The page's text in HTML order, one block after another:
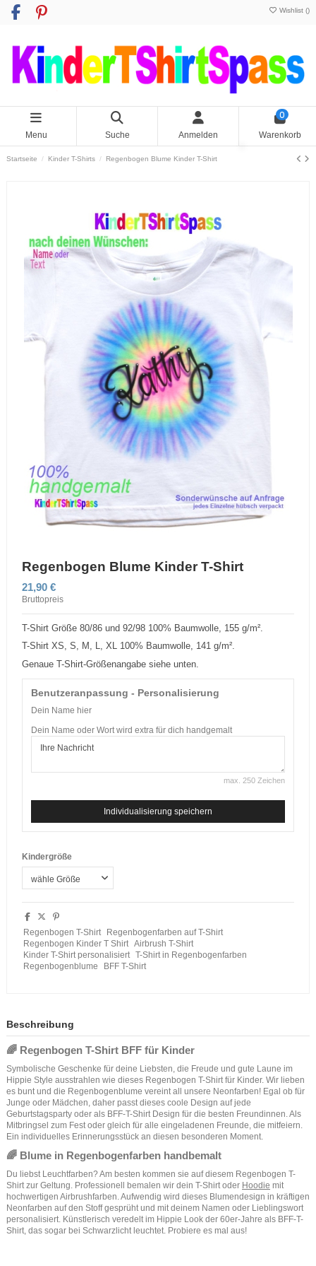
Wishlist ()
Menu Suche Anmelden
0
Warenkorb
Startseite Kinder T-Shirts Regenbogen Blume Kinder T-Shirt
Regenbogen Blume Kinder T-Shirt
21,90 €
Bruttopreis
T-Shirt Größe 80/86 und 92/98 100% Baumwolle, 155 g/m².
T-Shirt XS, S, M, L, XL 100% Baumwolle, 141 g/m².
Genaue T-Shirt-Größenangabe siehe unten.
Benutzeranpassung - Personalisierung
Dein Name hier
Dein Name oder Wort wird extra für dich handgemalt
max. 250 Zeichen
Individualisierung speichern
Kindergröße
Regenbogen T-Shirt
Regenbogenfarben auf T-Shirt
Regenbogen Kinder T Shirt Airbrush T-Shirt
Kinder T-Shirt personalisiert T-Shirt in Regenbogenfarben
Regenbogenblume
BFF T-Shirt
Beschreibung
🌈 Regenbogen T-Shirt BFF für Kinder
Symbolische Geschenke für deine Liebsten, die Freude und gute Laune im
Hippie Style ausstrahlen wie dieses Regenbogen T-Shirt für Kinder. Wir lieben
es bunt und die Regenbogenblume vereint all unsere Neonfarben! Egal ob für
Junge oder Mädchen, daher passt dieses coole Design auf jede
Geburtstagsparty oder als BFF-T-Shirt Design für die besten Freundinnen. Als
Mitbringsel zum Fest oder gleich für alle eingeladenen Freunde, die mitfeiern.
Ein individuelles Erinnerungsstück an diesen besonderen Moment.
🌈 Blume in Regenbogenfarben handbemalt
Du liebst Leuchtfarben? Am besten kommen sie auf diesem Regenbogen T-
Shirt zur Geltung. Professionell bemalen wir dein T-Shirt oder Hoodie mit
hochwertigen Airbrushfarben. Aufwendig wird dieses Blumendesign in kräftigen
Neonfarben auf den Stoff gesprüht und mit deinem Namen oder Lieblingswort
personalisiert. Künstlerisch veredelt im Hippie Look der 60er-Jahre als BFF-T-
Shirt, das sogar bei Schwarzlicht leuchtet. Probiere es mal aus!